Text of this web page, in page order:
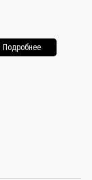
Подробнее